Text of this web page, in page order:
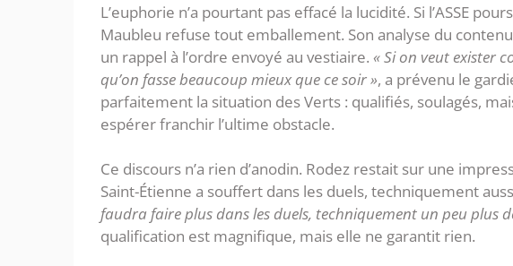
‎L’euphorie n’a pourtant pas effacé la lucidité. Si l’ASSE
Maubleu refuse tout emballement. Son analyse du
un rappel à l’ordre envoyé au vestiaire.‎ « Si on veut exister
qu’on fasse beaucoup mieux que ce soir », a prévenu le
parfaitement la situation des Verts : qualifiés, soulagés,
espérer franchir l’ultime obstacle.
‎Ce discours n’a rien d’anodin. Rodez restait sur une
Saint-Étienne a souffert dans les duels, techniquement
faudra faire plus dans les duels, techniquement un peu plus
qualification est magnifique, mais elle ne garantit rien.